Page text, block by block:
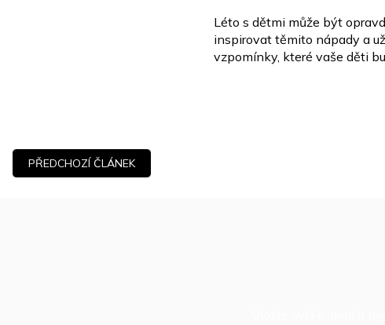
Léto s dětmi může být
inspirovat těmito nápady a
vzpomínky, které vaše děti
PŘEDCHOZÍ ČLÁNEK